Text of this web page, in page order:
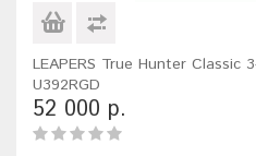
LEAPERS True Hunter Classic
U392RGD
52 000 р.